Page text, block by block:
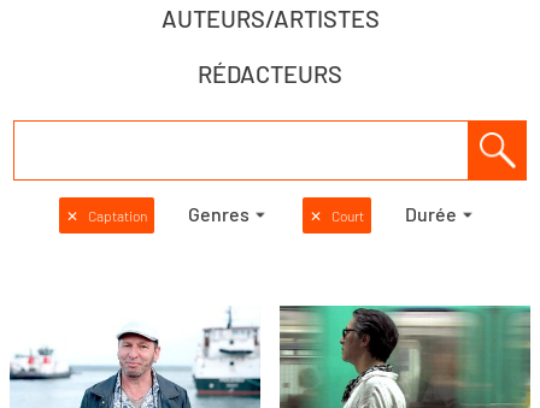
AUTEURS/ARTISTES
RÉDACTEURS
✕ Captation Genres ✕ Court Durée